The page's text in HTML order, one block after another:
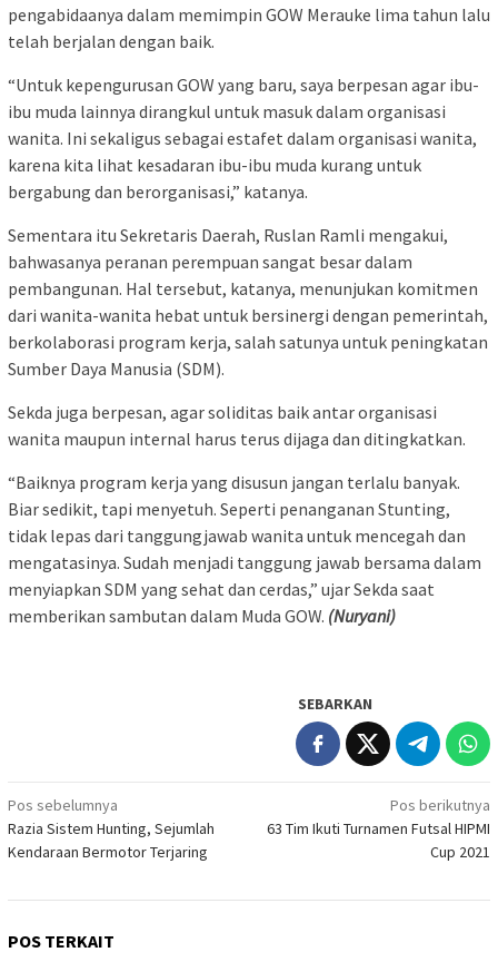
pengabidaanya dalam memimpin GOW Merauke lima tahun lalu
telah berjalan dengan baik.
“Untuk kepengurusan GOW yang baru, saya berpesan agar ibu-
ibu muda lainnya dirangkul untuk masuk dalam organisasi
wanita. Ini sekaligus sebagai estafet dalam organisasi wanita,
karena kita lihat kesadaran ibu-ibu muda kurang untuk
bergabung dan berorganisasi,” katanya.
Sementara itu Sekretaris Daerah, Ruslan Ramli mengakui,
bahwasanya peranan perempuan sangat besar dalam
pembangunan. Hal tersebut, katanya, menunjukan komitmen
dari wanita-wanita hebat untuk bersinergi dengan pemerintah,
berkolaborasi program kerja, salah satunya untuk peningkatan
Sumber Daya Manusia (SDM).
Sekda juga berpesan, agar soliditas baik antar organisasi
wanita maupun internal harus terus dijaga dan ditingkatkan.
“Baiknya program kerja yang disusun jangan terlalu banyak.
Biar sedikit, tapi menyetuh. Seperti penanganan Stunting,
tidak lepas dari tanggungjawab wanita untuk mencegah dan
mengatasinya. Sudah menjadi tanggung jawab bersama dalam
menyiapkan SDM yang sehat dan cerdas,” ujar Sekda saat
memberikan sambutan dalam Muda GOW. (Nuryani)
SEBARKAN
Navigasi
pos
Pos sebelumnya
Razia Sistem Hunting, Sejumlah
Kendaraan Bermotor Terjaring
Pos berikutnya
63 Tim Ikuti Turnamen Futsal HIPMI
Cup 2021
POS TERKAIT